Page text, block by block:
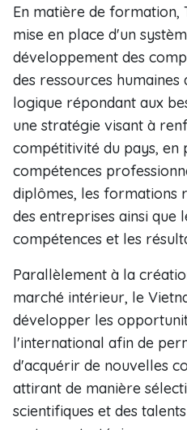
En matière de formation,
mise en place d'un
développement des
des ressources
logique répondant aux
une stratégie visant à
compétitivité du pays, en
compétences
diplômes, les formations
des entreprises ainsi que
compétences et les
Parallèlement à la
marché intérieur, le
développer les
l'international afin de
d'acquérir de nouvelles
attirant de manière
scientifiques et des